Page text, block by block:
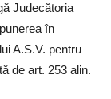
Judecătoria
în
A.S.V. pentru
de art. 253 alin.